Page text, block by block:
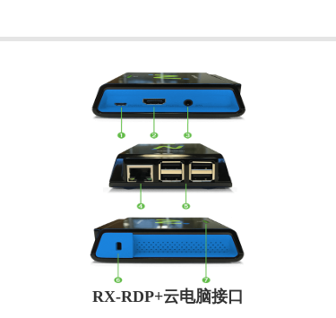
RX-RDP+云电脑接口